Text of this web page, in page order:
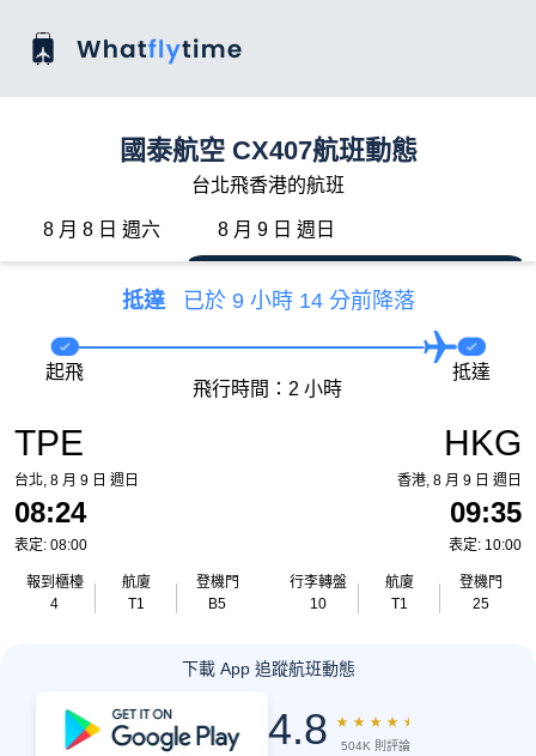
國泰航空 CX407航班動態
台北飛香港的航班
8 月 8 日 週六 8 月 9 日 週日
抵達 已於 9 小時 14 分前降落
TPE
台北, 8 月 9 日 週日
08:24
表定: 08:00
報到櫃檯
4
航廈
T1
登機門
B5
起飛
飛行時間：2 小時
抵達
HKG
香港, 8 月 9 日 週日
09:35
表定: 10:00
行李轉盤
10
航廈
T1
登機門
25
下載 App 追蹤航班動態
4.8 ★ ★ ★ ★ ★
504K 則評論